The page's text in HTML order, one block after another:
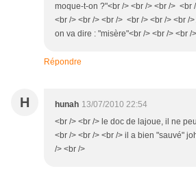
moque-t-on ?"<br /> <br /> <br /> <br
<br /> <br /> <br /> <br /> <br /> <br /
on va dire : "misère"<br /> <br /> <br /
Répondre
H hunah 13/07/2010 22:54
<br /> <br /> le doc de lajoue, il ne
<br /> <br /> <br /> il a bien "sauvé"
/> <br />